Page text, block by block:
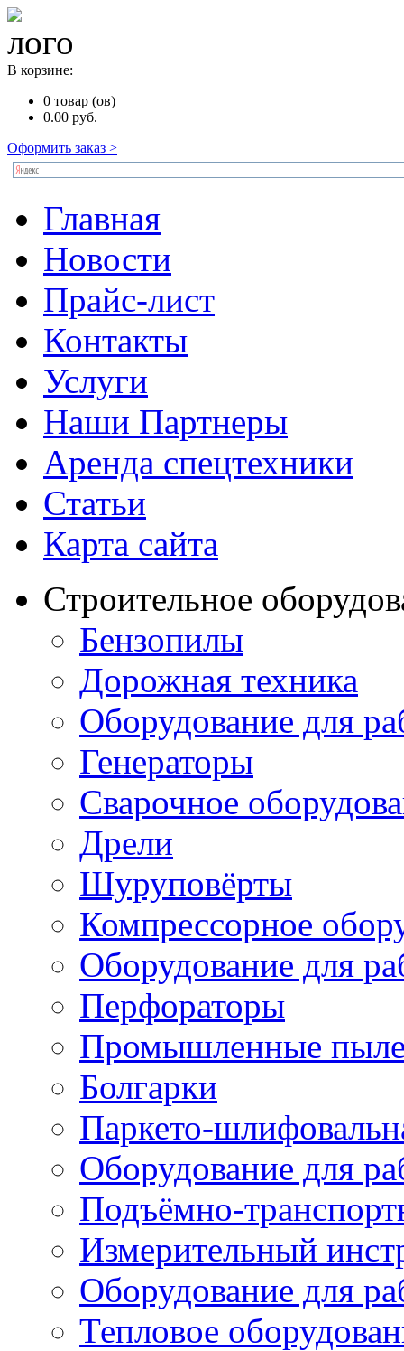
В корзине:
0 товар (ов)
0.00 руб.
Оформить заказ >
Главная
Новости
Прайс-лист
Контакты
Услуги
Наши Партнеры
Аренда спецтехники
Статьи
Карта сайта
Строительное
Бензопилы
Дорожная техника
Оборудование для
Генераторы
Сварочное
Дрели
Шуруповёрты
Компрессорное
Оборудование для
Перфораторы
Промышленные
Болгарки
Паркето-
Оборудование для
Подъёмно-
Измерительный
Оборудование для
Тепловое